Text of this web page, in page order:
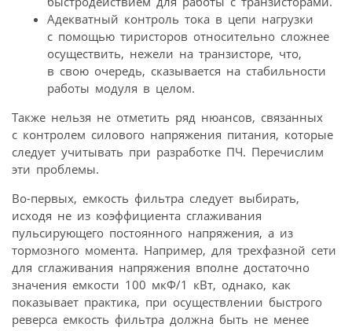
Адекватный контроль тока в цепи нагрузки
с помощью тиристоров относительно сложнее
осуществить, нежели на транзисторе, что,
в свою очередь, сказывается на стабильности
работы модуля в целом.
Также нельзя не отметить ряд нюансов, связанных
с контролем силового напряжения питания, которые
следует учитывать при разработке ПЧ. Перечислим
эти проблемы.
Во-первых, емкость фильтра следует выбирать,
исходя не из коэффициента сглаживания
пульсирующего постоянного напряжения, а из
тормозного момента. Например, для трехфазной сети
для сглаживания напряжения вполне достаточно
значения емкости 100 мкФ/1 кВт, однако, как
показывает практика, при осуществлении быстрого
реверса емкость фильтра должна быть не менее